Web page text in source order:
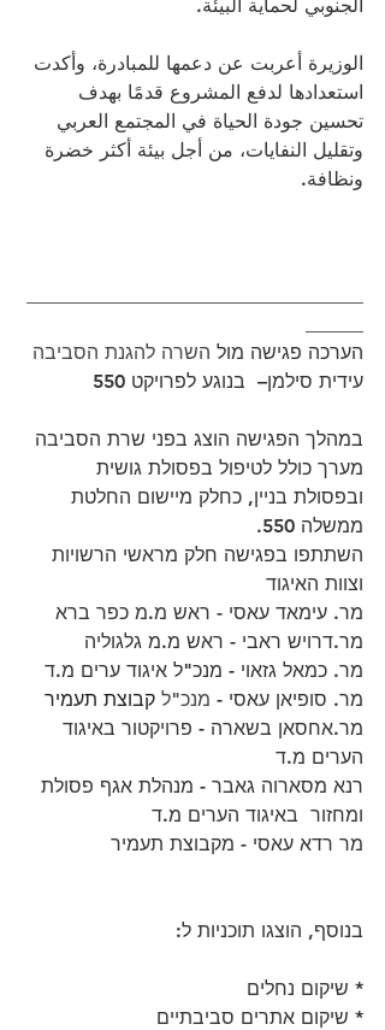
الجنوبي لحماية البيئة.
الوزيرة أعربت عن دعمها للمبادرة، وأكدت
استعدادها لدفع المشروع قدمًا بهدف
تحسين جودة الحياة في المجتمع العربي
وتقليل النفايات، من أجل بيئة أكثر خضرة
ونظافة.
הערכה פגישה מול השרה להגנת הסביבה
עידית סילמן–  בנוגע לפרויקט 550
במהלך הפגישה הוצג בפני שרת הסביבה
מערך כולל לטיפול בפסולת גושית
ובפסולת בניין, כחלק מיישום החלטת
ממשלה 550.
השתתפו בפגישה חלק מראשי הרשויות
וצוות האיגוד
מר. עימאד עאסי - ראש מ.מ כפר ברא
מר.דרויש ראבי - ראש מ.מ גלגוליה
מר. כמאל גזאוי - מנכ"ל איגוד ערים מ.ד
מר. סופיאן עאסי - מנכ"ל קבוצת תעמיר
מר.אחסאן בשארה - פרויקטור באיגוד
הערים מ.ד
רנא מסארוה גאבר - מנהלת אגף פסולת
ומחזור  באיגוד הערים מ.ד
מר רדא עאסי - מקבוצת תעמיר
בנוסף, הוצגו תוכניות ל:
* שיקום נחלים
* שיקום אתרים סביבתיים